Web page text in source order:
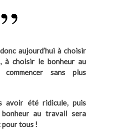
aujourd’hui à choisir
à choisir le bonheur au
sans plus
avoir été ridicule, puis
bonheur au travail sera
pour tous !